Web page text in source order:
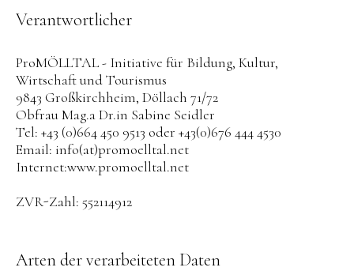
Verantwortlicher
ProMÖLLTAL - Initiative für Bildung, Kultur,
Wirtschaft und Tourismus
9843 Großkirchheim, Döllach 71/72
​Obfrau Mag.a Dr.in Sabine Seidler
Tel: +43 (0)664 450 9513 oder +43(0)676 444 4530
Email: info(at)promoelltal.net
Internet:www.promoelltal.net
ZVR-Zahl: 552114912
Arten der verarbeiteten Daten